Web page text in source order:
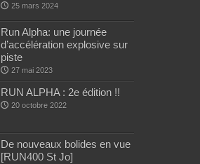
25 mars 2024
Run Alpha: une journée
d’accélération explosive sur
piste
27 mai 2023
RUN ALPHA : 2e édition !!
20 octobre 2022
De nouveaux bolides en vue
[RUN400 St Jo]